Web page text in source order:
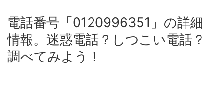
電話番号「0120996351」の詳細
情報。迷惑電話？しつこい電話？
調べてみよう！